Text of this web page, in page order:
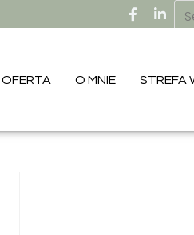
OFERTA O MNIE STREFA